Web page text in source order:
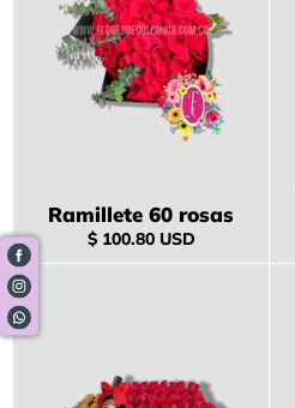
Ramillete 60 rosas
Precio
habitual
$ 100.80 USD